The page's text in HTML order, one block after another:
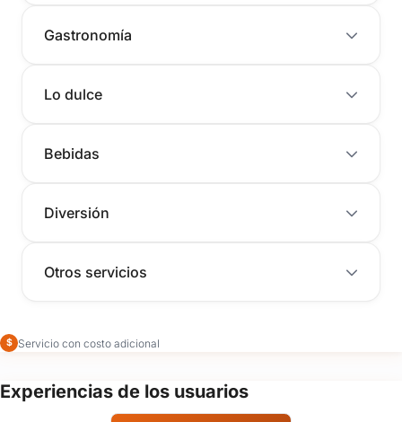
Gastronomía
Lo dulce
Bebidas
Diversión
Otros servicios
$ Servicio con costo adicional
Experiencias de los usuarios